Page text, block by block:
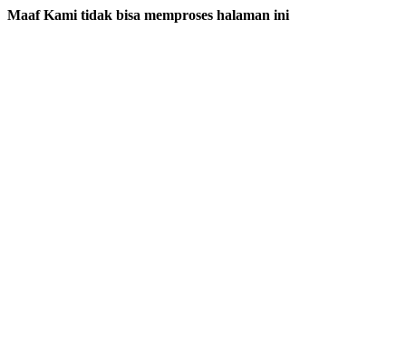
Maaf Kami tidak bisa memproses halaman ini